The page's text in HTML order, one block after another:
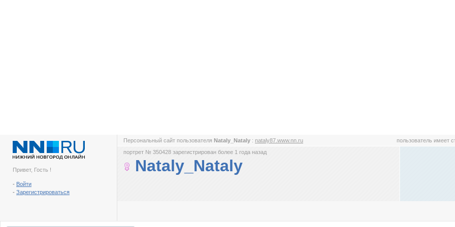
Привет, Гость !
- Войти
- Зарегистрироваться
Персональный сайт пользователя Nataly_Nataly : nataly87.www.nn.ru пользователь имеет
портрет № 350428 зарегистрирован более 1 года назад
Nataly_Nataly